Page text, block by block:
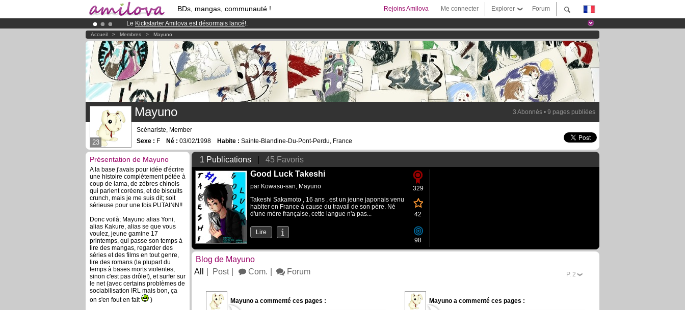
BDs, mangas, communauté ! Forum
Explorer
Me connecter
Rejoins Amilova
Le Kickstarter Amilova est désormais lancé!.
Déjà 100000membreset 1000BDs & Mangas!
Abonnement premium: à partir de3.95 eurospar mois !Clique ici pour t'abonner
Accueil > Membres > Mayuno
3 Abonnés • 9 pages publiées
23
Mayuno
Scénariste, Member
Sexe : F Né : 03/02/1998 Habite : Sainte-Blandine-Du-Pont-Perdu, France
Présentation de Mayuno
A la base j'avais pour idée d'écrire
une histoire complètement pétée à
coup de lama, de zèbres chinois
qui parlent coréens, et de biscuits
crunch, mais je me suis dit; soit
sérieuse pour une fois PUTAINN!!
Donc voilà; Mayuno alias Yoni,
alias Kakure, alias se que vous
voulez, jeune gamine 17
printemps, qui passe son temps à
lire des mangas, regarder des
séries et des films en tout genre,
lire des romans (la plupart du
temps à bases morts violentes,
sinon c'est pas drôle!), et surfer sur
le net (avec certains problèmes de
sociabilisation IRL mais bon, ça
on s'en fout en fait
)
1 Publications 45 Favoris
329
42
98
Good Luck Takeshi
par Kowasu-san, Mayuno
Takeshi Sakamoto , 16 ans , est un jeune japonais venu
habiter en France à cause du travail de son père. Né
d'une mère française, cette langue n'a pas...
Lire
Blog de Mayuno
P. 2
All Post Com. Forum
Mayuno a commenté ces pages : Mayuno a commenté ces pages :